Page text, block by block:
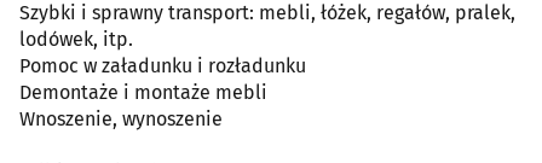
Szybki i sprawny transport: mebli, łóżek, regałów, pralek,
lodówek, itp.
Pomoc w załadunku i rozładunku
Demontaże i montaże mebli
Wnoszenie, wynoszenie